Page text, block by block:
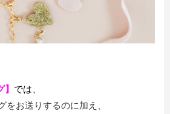
では、
をお送りするのに加え、